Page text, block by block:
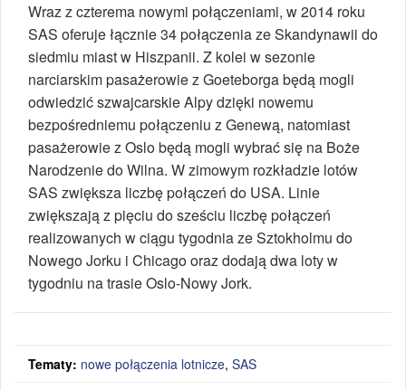
Wraz z czterema nowymi połączeniami, w 2014 roku
SAS oferuje łącznie 34 połączenia ze Skandynawii do
siedmiu miast w Hiszpanii. Z kolei w sezonie
narciarskim pasażerowie z Goeteborga będą mogli
odwiedzić szwajcarskie Alpy dzięki nowemu
bezpośredniemu połączeniu z Genewą, natomiast
pasażerowie z Oslo będą mogli wybrać się na Boże
Narodzenie do Wilna. W zimowym rozkładzie lotów
SAS zwiększa liczbę połączeń do USA. Linie
zwiększają z pięciu do sześciu liczbę połączeń
realizowanych w ciągu tygodnia ze Sztokholmu do
Nowego Jorku i Chicago oraz dodają dwa loty w
tygodniu na trasie Oslo-Nowy Jork.
Tematy: nowe połączenia lotnicze, SAS